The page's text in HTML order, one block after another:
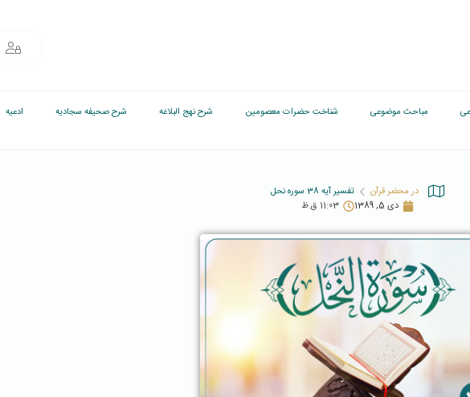
مباحث موضوعی شناخت حضرات معصومین شرح نهج البلاغه شرح صحیفه سجادیه ادعیه
در محضر قرآن
تفسیر آیه 38 سوره نحل
دی 5, 1389
11:03 ق.ظ